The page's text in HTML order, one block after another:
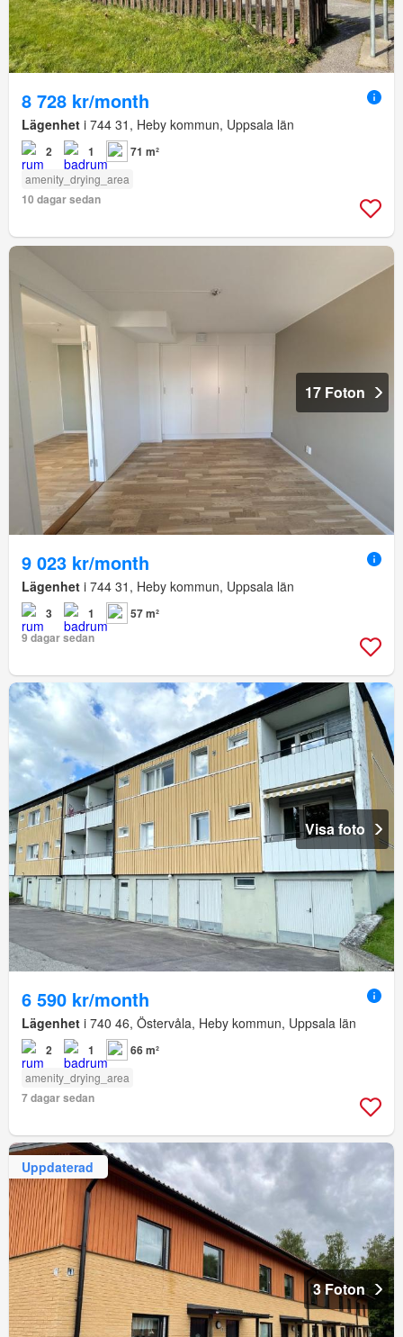
8 728 kr/month
Lägenhet i 744 31, Heby kommun, Uppsala län
2 1 71 m²
amenity_drying_area
10 dagar sedan
17 Foton
9 023 kr/month
Lägenhet i 744 31, Heby kommun, Uppsala län
3 1
57 m²
9 dagar sedan
Visa foto
6 590 kr/month
Lägenhet i 740 46, Östervåla, Heby kommun, Uppsala län
2 1 66 m²
amenity_drying_area
7 dagar sedan
Uppdaterad
3 Foton